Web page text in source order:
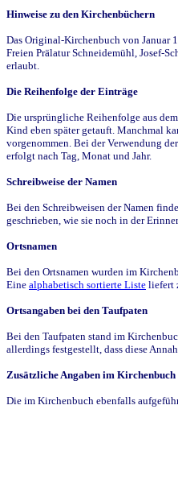
Hinweise zu den Kirchenbüchern
Das Original-Kirchenbuch von Januar
Freien Prälatur Schneidemühl, Josef-
erlaubt.
Die Reihenfolge der Einträge
Die ursprüngliche Reihenfolge aus
Kind eben später getauft. Manchmal
vorgenommen. Bei der Verwendung
erfolgt nach Tag, Monat und Jahr.
Schreibweise der Namen
Bei den Schreibweisen der Namen
geschrieben, wie sie noch in der
Ortsnamen
Bei den Ortsnamen wurden im
Eine alphabetisch sortierte Liste liefert
Ortsangaben bei den Taufpaten
Bei den Taufpaten stand im
allerdings festgestellt, dass diese
Zusätzliche Angaben im Kirchenbuch
Die im Kirchenbuch ebenfalls